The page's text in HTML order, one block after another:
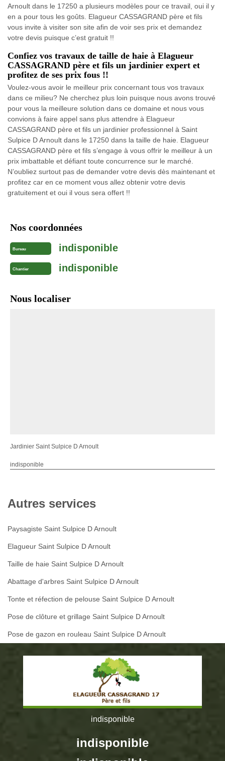
Arnoult dans le 17250 a plusieurs modèles pour ce travail, oui il y
en a pour tous les goûts. Elagueur CASSAGRAND père et fils
vous invite à visiter son site afin de voir ses prix et demandez
votre devis puisque c’est gratuit !!
Confiez vos travaux de taille de haie à Elagueur
CASSAGRAND père et fils un jardinier expert et
profitez de ses prix fous !!
Voulez-vous avoir le meilleur prix concernant tous vos travaux
dans ce milieu? Ne cherchez plus loin puisque nous avons trouvé
pour vous la meilleure solution dans ce domaine et nous vous
convions à faire appel sans plus attendre à Elagueur
CASSAGRAND père et fils un jardinier professionnel à Saint
Sulpice D Arnoult dans le 17250 dans la taille de haie. Elagueur
CASSAGRAND père et fils s’engage à vous offrir le meilleur à un
prix imbattable et défiant toute concurrence sur le marché.
N’oubliez surtout pas de demander votre devis dès maintenant et
profitez car en ce moment vous allez obtenir votre devis
gratuitement et oui il vous sera offert !!
Nos coordonnées
Bureau indisponible
Chantier indisponible
Nous localiser
Jardinier Saint Sulpice D Arnoult
indisponible
Autres services
Paysagiste Saint Sulpice D Arnoult
Elagueur Saint Sulpice D Arnoult
Taille de haie Saint Sulpice D Arnoult
Abattage d'arbres Saint Sulpice D Arnoult
Tonte et réfection de pelouse Saint Sulpice D Arnoult
Pose de clôture et grillage Saint Sulpice D Arnoult
Pose de gazon en rouleau Saint Sulpice D Arnoult
indisponible
indisponible